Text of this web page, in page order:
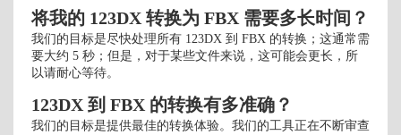
将我的 123DX 转换为 FBX 需要多长时间？
我们的目标是尽快处理所有 123DX 到 FBX 的转换；这通常需
要大约 5 秒；但是，对于某些文件来说，这可能会更长，所
以请耐心等待。
123DX 到 FBX 的转换有多准确？
我们的目标是提供最佳的转换体验。我们的工具正在不断审查